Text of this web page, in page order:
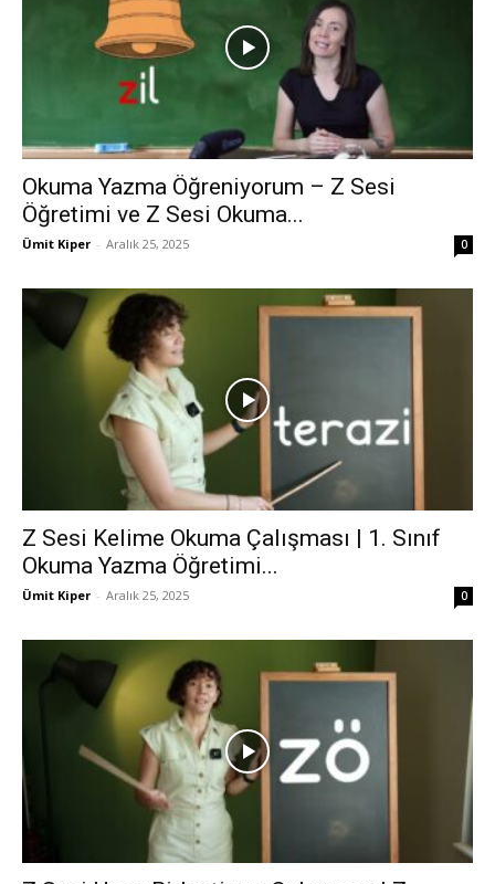
Okuma Yazma Öğreniyorum – Z Sesi
Öğretimi ve Z Sesi Okuma...
Ümit Kiper - Aralık 25, 2025 0
Z Sesi Kelime Okuma Çalışması | 1. Sınıf
Okuma Yazma Öğretimi...
Ümit Kiper - Aralık 25, 2025 0